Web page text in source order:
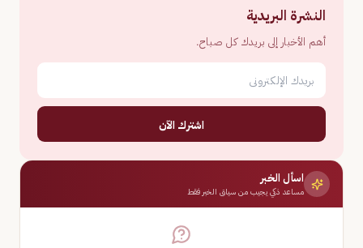
النشرة البريدية
أهم الأخبار إلى بريدك كل صباح.
اشترك الآن
اسأل الخبر
مساعد ذكي يجيب من سياق الخبر فقط